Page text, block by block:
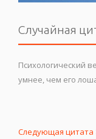
Случайная
Психологический
умнее, чем его
Следующая цитата